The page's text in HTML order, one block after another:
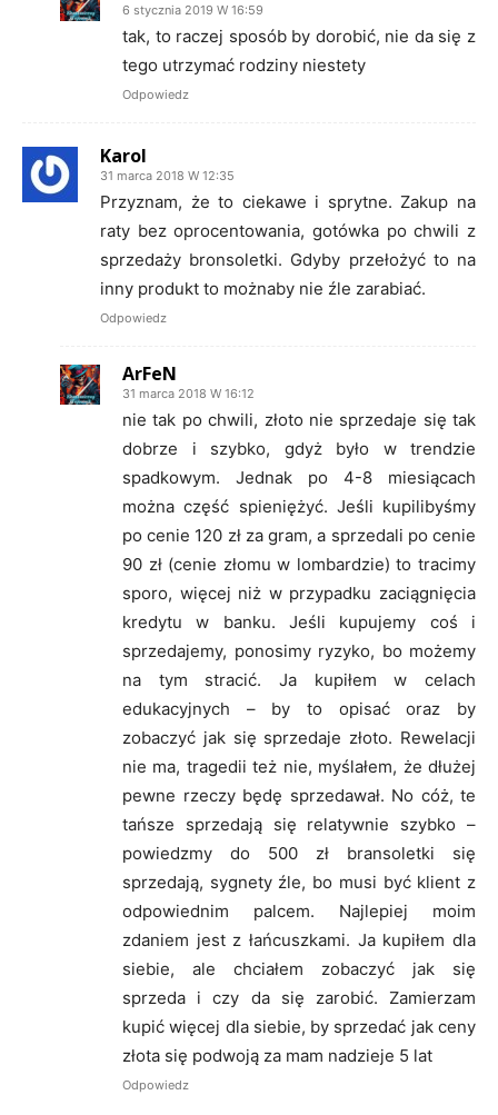
6 stycznia 2019 W 16:59
tak, to raczej sposób by dorobić, nie da się z
tego utrzymać rodziny niestety
Odpowiedz
Karol
31 marca 2018 W 12:35
Przyznam, że to ciekawe i sprytne. Zakup na
raty bez oprocentowania, gotówka po chwili z
sprzedaży bronsoletki. Gdyby przełożyć to na
inny produkt to możnaby nie źle zarabiać.
Odpowiedz
ArFeN
31 marca 2018 W 16:12
nie tak po chwili, złoto nie sprzedaje się tak
dobrze i szybko, gdyż było w trendzie
spadkowym. Jednak po 4-8 miesiącach
można część spieniężyć. Jeśli kupilibyśmy
po cenie 120 zł za gram, a sprzedali po cenie
90 zł (cenie złomu w lombardzie) to tracimy
sporo, więcej niż w przypadku zaciągnięcia
kredytu w banku. Jeśli kupujemy coś i
sprzedajemy, ponosimy ryzyko, bo możemy
na tym stracić. Ja kupiłem w celach
edukacyjnych – by to opisać oraz by
zobaczyć jak się sprzedaje złoto. Rewelacji
nie ma, tragedii też nie, myślałem, że dłużej
pewne rzeczy będę sprzedawał. No cóż, te
tańsze sprzedają się relatywnie szybko –
powiedzmy do 500 zł bransoletki się
sprzedają, sygnety źle, bo musi być klient z
odpowiednim palcem. Najlepiej moim
zdaniem jest z łańcuszkami. Ja kupiłem dla
siebie, ale chciałem zobaczyć jak się
sprzeda i czy da się zarobić. Zamierzam
kupić więcej dla siebie, by sprzedać jak ceny
złota się podwoją za mam nadzieje 5 lat
Odpowiedz